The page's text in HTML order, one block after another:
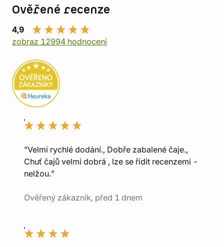
Ověřené recenze
4,9
zobraz 12994 hodnocení
"Velmi rychlé dodání., Dobře zabalené čaje.,
Chuť čajů velmi dobrá , lze se řídit recenzemi -
nelžou."
Ověřený zákazník, před 1 dnem